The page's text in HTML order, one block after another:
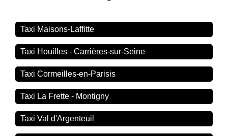
Taxi Maisons-Laffitte
Taxi Houilles - Carrières-sur-Seine
Taxi Cormeilles-en-Parisis
Taxi La Frette - Montigny
Taxi Val d'Argenteuil